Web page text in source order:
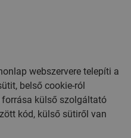
webszervere telepíti a
belső cookie-ról
külső szolgáltató
kód, külső sütiről van